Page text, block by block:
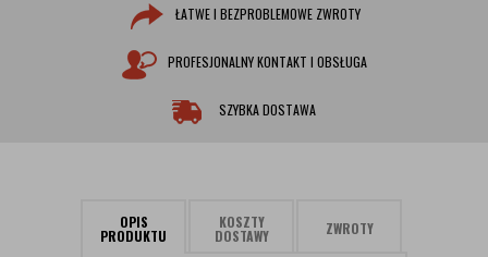
ŁATWE I BEZPROBLEMOWE ZWROTY
PROFESJONALNY KONTAKT I OBSŁUGA
SZYBKA DOSTAWA
OPIS
PRODUKTU
KOSZTY
DOSTAWY ZWROTY